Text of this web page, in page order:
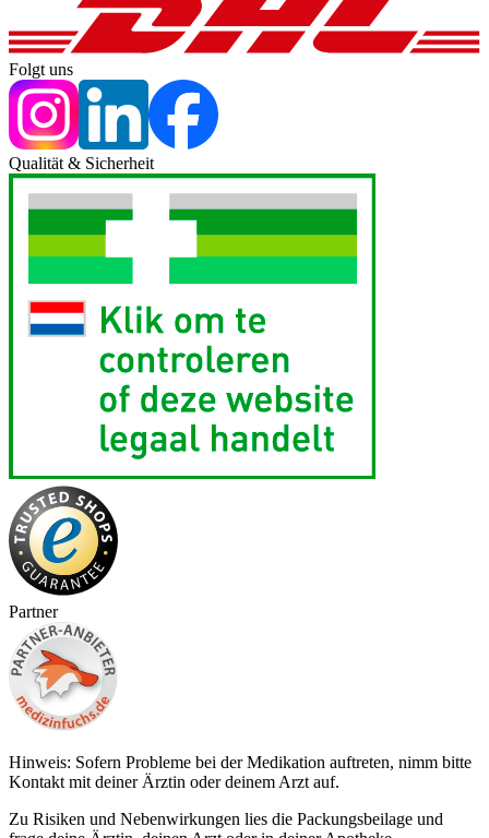
Folgt uns
Qualität & Sicherheit
Partner
Hinweis: Sofern Probleme bei der Medikation auftreten, nimm bitte
Kontakt mit deiner Ärztin oder deinem Arzt auf.
Zu Risiken und Nebenwirkungen lies die Packungsbeilage und